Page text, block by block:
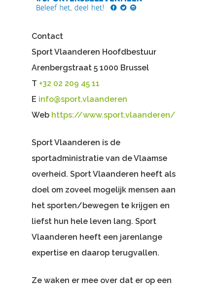
Contact
Sport Vlaanderen Hoofdbestuur
Arenbergstraat 5 1000 Brussel
T +32 02 209 45 11
E info@sport.vlaanderen
Web https://www.sport.vlaanderen/
Sport Vlaanderen is de
sportadministratie van de Vlaamse
overheid. Sport Vlaanderen heeft als
doel om zoveel mogelijk mensen aan
het sporten/bewegen te krijgen en
liefst hun hele leven lang. Sport
Vlaanderen heeft een jarenlange
expertise en daarop terugvallen.
Ze waken er mee over dat er op een